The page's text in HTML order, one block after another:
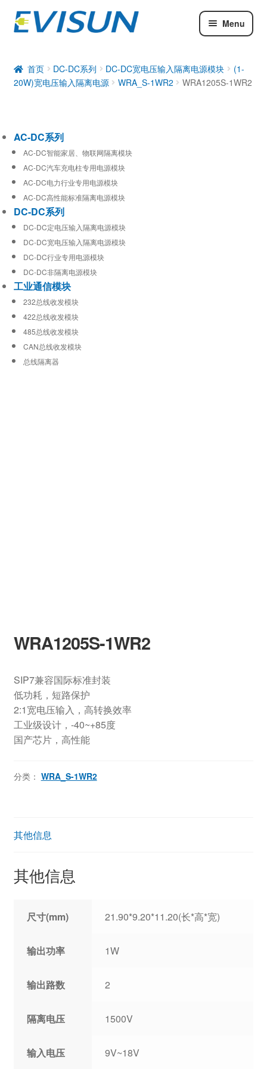
Menu
DC-DC系列
工业通信模块
首页 DC-DC系列 DC-DC宽电压输入隔离电源模块
(1-
20W)宽电压输入隔离电源
WRA_S-1WR2 WRA1205S-1WR2
WRA1205S-1WR2
SIP7兼容国际标准封装
低功耗，短路保护
2:1宽电压输入，高转换效率
工业级设计，-40~+85度
国产芯片，高性能
分类： WRA_S-1WR2
其他信息
其他信息
尺寸(mm) 21.90*9.20*11.20(长*高*宽)
输出功率 1W
输出路数 2
隔离电压 1500V
输入电压 9V~18V
AC-DC系列
AC-DC智能家居、物联网隔离模块
AC-DC汽车充电柱专用电源模块
AC-DC电力行业专用电源模块
AC-DC高性能标准隔离电源模块
DC-DC系列
DC-DC定电压输入隔离电源模块
DC-DC宽电压输入隔离电源模块
DC-DC行业专用电源模块
DC-DC非隔离电源模块
工业通信模块
232总线收发模块
422总线收发模块
485总线收发模块
CAN总线收发模块
总线隔离器